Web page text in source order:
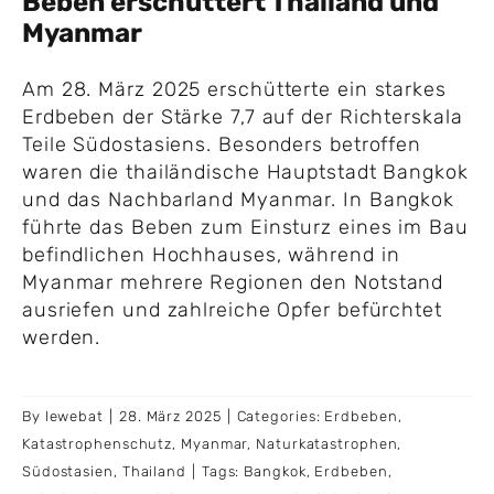
Myanmar
Am 28. März 2025 erschütterte ein starkes
Erdbeben der Stärke 7,7 auf der Richterskala
Teile Südostasiens. Besonders betroffen
waren die thailändische Hauptstadt Bangkok
und das Nachbarland Myanmar. In Bangkok
führte das Beben zum Einsturz eines im Bau
befindlichen Hochhauses, während in
Myanmar mehrere Regionen den Notstand
ausriefen und zahlreiche Opfer befürchtet
werden.
By lewebat 28. März 2025 Categories: Erdbeben ,
Katastrophenschutz, Myanmar, Naturkatastrophen,
Südostasien , Thailand Tags: Bangkok, Erdbeben ,